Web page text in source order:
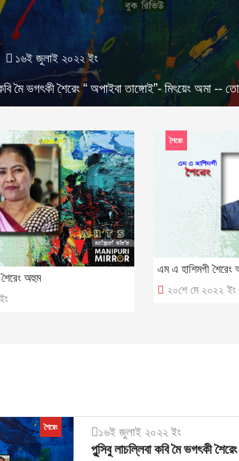
১৬ই জুলাই ২০২২ ইং
কবি মৈ ভগৎকী শৈরেং “ অপাইবা তাঙ্গোই”- মিৎয়েং অমা --
অহুম
এম এ হাশিমগী শৈরেং
২০শে মে ২০২২ ইং
শৈরেং
শৈরেং
১৬ই জুলাই ২০২২ ইং
পুন্সিবু লাচল্লিবা কবি মৈ ভগৎকী